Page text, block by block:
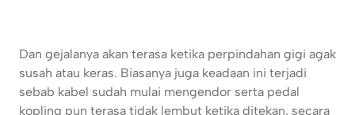
Dan gejalanya akan terasa ketika perpindahan gigi agak
susah atau keras. Biasanya juga keadaan ini terjadi
sebab kabel sudah mulai mengendor serta pedal
kopling pun terasa tidak lembut ketika ditekan, secara